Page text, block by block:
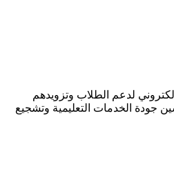
لدعم الطلاب وتزويدهم
جودة الخدمات التعليمية وتشجيع